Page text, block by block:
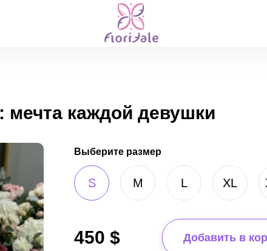
мечта каждой девушки
Выберите размер
S M L XL
450 $ Добавить в